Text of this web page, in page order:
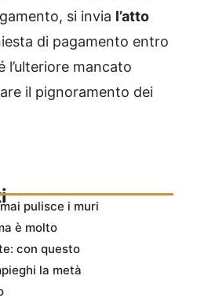
si invia l’atto
di pagamento entro
l’ulteriore mancato
il pignoramento dei
pulisce i muri
è molto
con questo
la metà